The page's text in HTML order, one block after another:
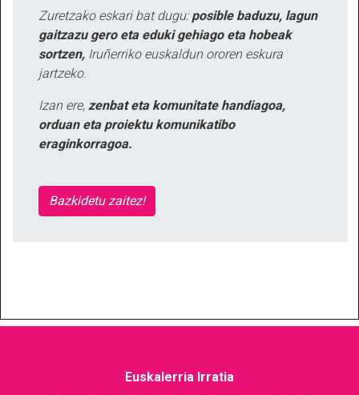
Zuretzako eskari bat dugu: posible baduzu, lagun
gaitzazu gero eta eduki gehiago eta hobeak
sortzen, Iruñerriko euskaldun ororen eskura
jartzeko.
Izan ere, zenbat eta komunitate handiagoa,
orduan eta proiektu komunikatibo
eraginkorragoa.
Bazkidetu zaitez!
Euskalerria Irratia